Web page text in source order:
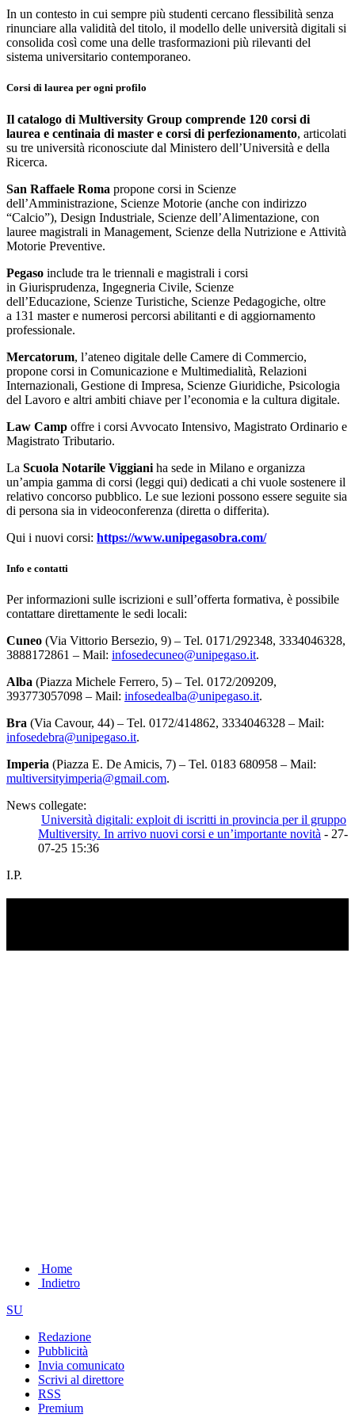
In un contesto in cui sempre più studenti cercano flessibilità senza
rinunciare alla validità del titolo, il modello delle università digitali si
consolida così come una delle trasformazioni più rilevanti del
sistema universitario contemporaneo.
Corsi di laurea per ogni profilo
Il catalogo di Multiversity Group comprende 120 corsi di
laurea e centinaia di master e corsi di perfezionamento, articolati
su tre università riconosciute dal Ministero dell’Università e della
Ricerca.
San Raffaele Roma propone corsi in Scienze
dell’Amministrazione, Scienze Motorie (anche con indirizzo
“Calcio”), Design Industriale, Scienze dell’Alimentazione, con
lauree magistrali in Management, Scienze della Nutrizione e Attività
Motorie Preventive.
Pegaso include tra le triennali e magistrali i corsi
in Giurisprudenza, Ingegneria Civile, Scienze
dell’Educazione, Scienze Turistiche, Scienze Pedagogiche, oltre
a 131 master e numerosi percorsi abilitanti e di aggiornamento
professionale.
Mercatorum, l’ateneo digitale delle Camere di Commercio,
propone corsi in Comunicazione e Multimedialità, Relazioni
Internazionali, Gestione di Impresa, Scienze Giuridiche, Psicologia
del Lavoro e altri ambiti chiave per l’economia e la cultura digitale.
Law Camp offre i corsi Avvocato Intensivo, Magistrato Ordinario e
Magistrato Tributario.
La Scuola Notarile Viggiani ha sede in Milano e organizza
un’ampia gamma di corsi (leggi qui) dedicati a chi vuole sostenere il
relativo concorso pubblico. Le sue lezioni possono essere seguite sia
di persona sia in videoconferenza (diretta o differita).
Qui i nuovi corsi: https://www.unipegasobra.com/
Info e contatti
Per informazioni sulle iscrizioni e sull’offerta formativa, è possibile
contattare direttamente le sedi locali:
Cuneo (Via Vittorio Bersezio, 9) – Tel. 0171/292348, 3334046328,
3888172861 – Mail: infosedecuneo@unipegaso.it.
Alba (Piazza Michele Ferrero, 5) – Tel. 0172/209209,
393773057098 – Mail: infosedealba@unipegaso.it.
Bra (Via Cavour, 44) – Tel. 0172/414862, 3334046328 – Mail:
infosedebra@unipegaso.it.
Imperia (Piazza E. De Amicis, 7) – Tel. 0183 680958 – Mail:
multiversityimperia@gmail.com.
News collegate:
Università digitali: exploit di iscritti in provincia per il gruppo
Multiversity. In arrivo nuovi corsi e un’importante novità - 27-
07-25 15:36
I.P.
Home
Indietro
SU
Redazione
Pubblicità
Invia comunicato
Scrivi al direttore
RSS
Premium